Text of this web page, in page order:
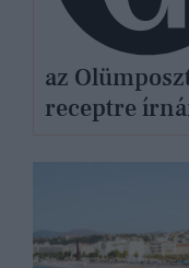
az
receptre